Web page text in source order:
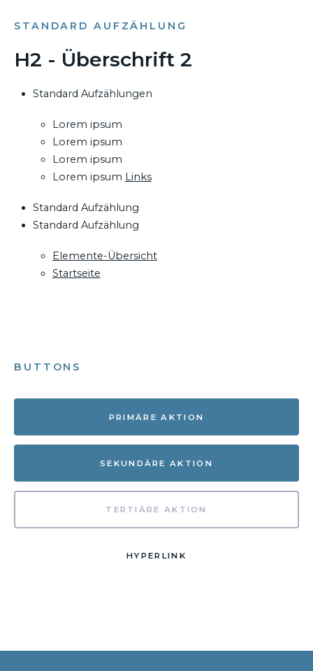
STANDARD AUFZÄHLUNG
H2 - Überschrift 2
Standard Aufzählungen
Lorem ipsum
Lorem ipsum
Lorem ipsum
Lorem ipsum Links
Standard Aufzählung
Standard Aufzählung
Elemente-Übersicht
Startseite
BUTTONS
PRIMÄRE AKTION
SEKUNDÄRE AKTION
TERTIÄRE AKTION
HYPERLINK